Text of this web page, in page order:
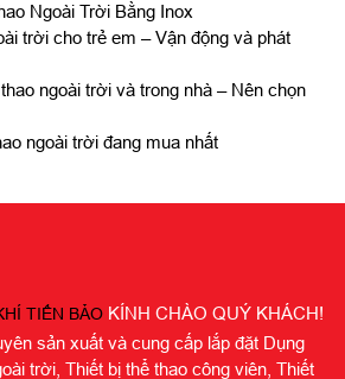
Ngoài Trời Bằng Inox
trời cho trẻ em – Vận động và phát
ngoài trời và trong nhà – Nên chọn
ngoài trời đang mua nhất
TIẾN BẢO KÍNH CHÀO QUÝ KHÁCH!
sản xuất và cung cấp lắp đặt Dụng
trời, Thiết bị thể thao công viên, Thiết